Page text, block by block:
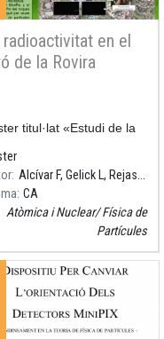
radioactivitat en el
de la Rovira
titul·lat «Estudi de la
Turó de la Rovira»,
d
Alcívar F, Gelick L, Rejas JA
CA
Atòmica i Nuclear Física de
Partícules